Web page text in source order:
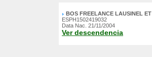
BOS FREELANCE LAUSINEL ET
ESPH1502419032
Data Nac. 21/11/2004
Ver descendencia